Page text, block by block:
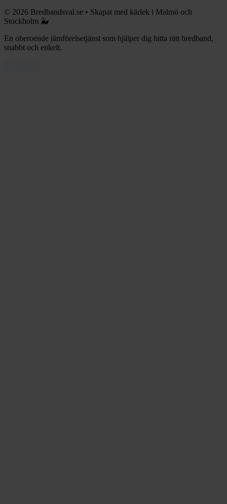
© 2026 Bredbandsval.se • Skapat med kärlek i Malmö och
Stockholm 🐳
En oberoende jämförelsetjänst som hjälper dig hitta rätt bredband,
snabbt och enkelt.